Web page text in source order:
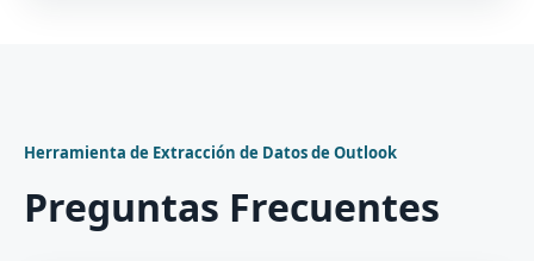
Herramienta de Extracción de Datos de Outlook
Preguntas Frecuentes